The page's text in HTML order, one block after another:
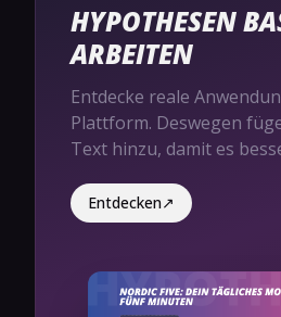
HYPOTHESEN
ARBEITEN
Entdecke reale
Plattform. Deswegen
Text hinzu, damit es
Entdecken↗